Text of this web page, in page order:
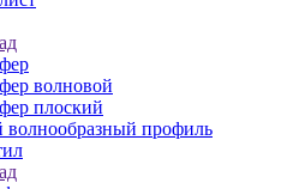
волновой
плоский
волнообразный профиль